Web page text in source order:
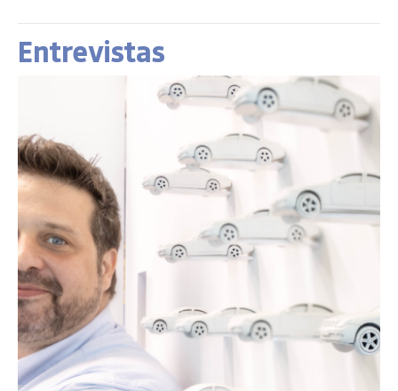
Entrevistas